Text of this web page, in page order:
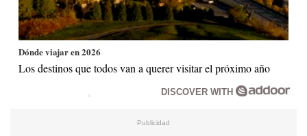
Dónde viajar en 2026
Los destinos que todos van a querer visitar el próximo año
DISCOVER WITH